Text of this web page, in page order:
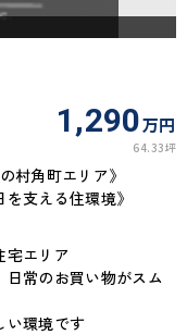
1,290万円
64.33坪
村角町エリア》
支える住環境》
宅エリア
日常のお買い物がスム
い環境です